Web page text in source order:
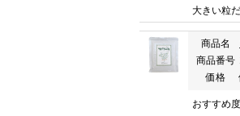
大きい粒
商品名
商品番号
価格
おすすめ度